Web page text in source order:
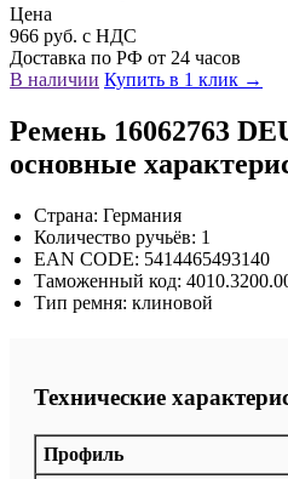
Цена
966 руб. с НДС
Доставка по РФ от 24 часов
В наличии Купить в 1 клик →
Ремень 16062763
основные
Страна: Германия
Количество ручьёв: 1
EAN CODE: 5414465493140
Таможенный код:
Тип ремня: клиновой
Технические
Профиль